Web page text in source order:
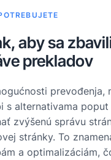
aby sa
prekladov
prevođenja,
s alternativama poput
zvýšenú správu
stránky. To
a optimalizáciám,